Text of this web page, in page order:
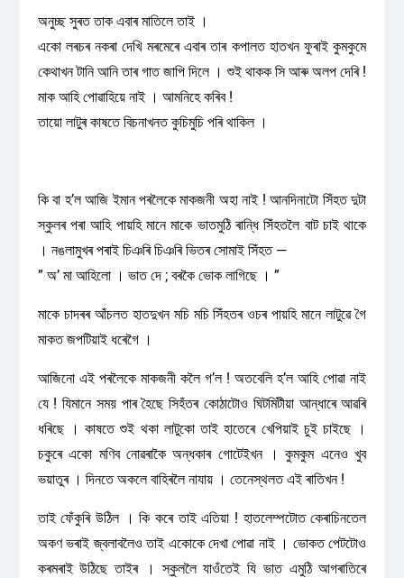
অনুচ্ছ সুৰত তাক এবাৰ মাতিলে তাই ।
একো লৰচৰ নকৰা দেখি মৰমেৰে এবাৰ তাৰ কপালত হাতখন ফুৰাই কুমকুমে
কেথাখন টানি আনি তাৰ গাত জাপি দিলে । শুই থাকক সি আৰু অলপ দেৰি !
মাক আহি পোৱাহিয়ে নাই । আমনিহে কৰিব !
তায়ো লাটুৰ কাষতে বিচনাখনত কুচিমুচি পৰি থাকিল ।
কি বা হ’ল আজি ইমান পৰলৈকে মাকজনী অহা নাই ! আনদিনাটো সিঁহত দুটা
স্কুলৰ পৰা আহি পায়হি মানে মাকে ভাতমুঠি ৰান্ধি সিঁহতলৈ বাট চাই থাকে
। নঙলামুখৰ পৰাই চিঞৰি চিঞৰি ভিতৰ সোমাই সিঁহত —
” অ’ মা আহিলো । ভাত দে ; বৰকৈ ভোক লাগিছে । ”
মাকে চাদৰৰ আঁচলত হাতদুখন মচি মচি সিঁহতৰ ওচৰ পায়হি মানে লাটুৱে গৈ
মাকত জপটিয়াই ধৰেগৈ ।
আজিনো এই পৰলৈকে মাকজনী কলৈ গ’ল ! অতবেলি হ’ল আহি পোৱা নাই
যে ! যিমানে সময় পাৰ হৈছে সিহঁতৰ কোঠাটোও ঘিটমিটীয়া আন্ধাৰে আৱৰি
ধৰিছে । কাষতে শুই থকা লাটুকো তাই হাতেৰে খেপিয়াই চুই চাইছে ।
চকুৰে একো মণিব নোৱৰাকৈ অন্ধকাৰ গোটেইখন । কুমকুম এনেও খুব
ভয়াতুৰ । দিনতে অকলে বাহিৰলৈ নাযায় । তেনেস্থলত এই ৰাতিখন !
তাই ফেঁকুৰি উঠিল । কি কৰে তাই এতিয়া ! হাতলেম্পটোত কেৰাচিনতেল
অকণ ভৰাই জ্বলাবলৈও তাই একোকে দেখা পোৱা নাই । ভোকত পেটটোও
কৰমৰাই উঠিছে তাইৰ । স্কুললৈ যাওঁতেই যি ভাত এমুঠি আগৰাতিৰে